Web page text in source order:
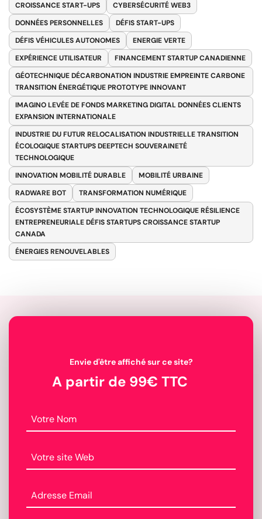
CROISSANCE START-UPS
CYBERSÉCURITÉ WEB3
DONNÉES PERSONNELLES
DÉFIS START-UPS
DÉFIS VÉHICULES AUTONOMES
ENERGIE VERTE
EXPÉRIENCE UTILISATEUR
FINANCEMENT STARTUP CANADIENNE
GÉOTECHNIQUE DÉCARBONATION INDUSTRIE EMPREINTE CARBONE
TRANSITION ÉNERGÉTIQUE PROTOTYPE INNOVANT
IMAGINO LEVÉE DE FONDS MARKETING DIGITAL DONNÉES CLIENTS
EXPANSION INTERNATIONALE
INDUSTRIE DU FUTUR RELOCALISATION INDUSTRIELLE TRANSITION
ÉCOLOGIQUE STARTUPS DEEPTECH SOUVERAINETÉ
TECHNOLOGIQUE
INNOVATION MOBILITÉ DURABLE
MOBILITÉ URBAINE
RADWARE BOT
TRANSFORMATION NUMÉRIQUE
ÉCOSYSTÈME STARTUP INNOVATION TECHNOLOGIQUE RÉSILIENCE
ENTREPRENEURIALE DÉFIS STARTUPS CROISSANCE STARTUP
CANADA
ÉNERGIES RENOUVELABLES
Envie d'être affiché sur ce site?
A partir de 99€ TTC